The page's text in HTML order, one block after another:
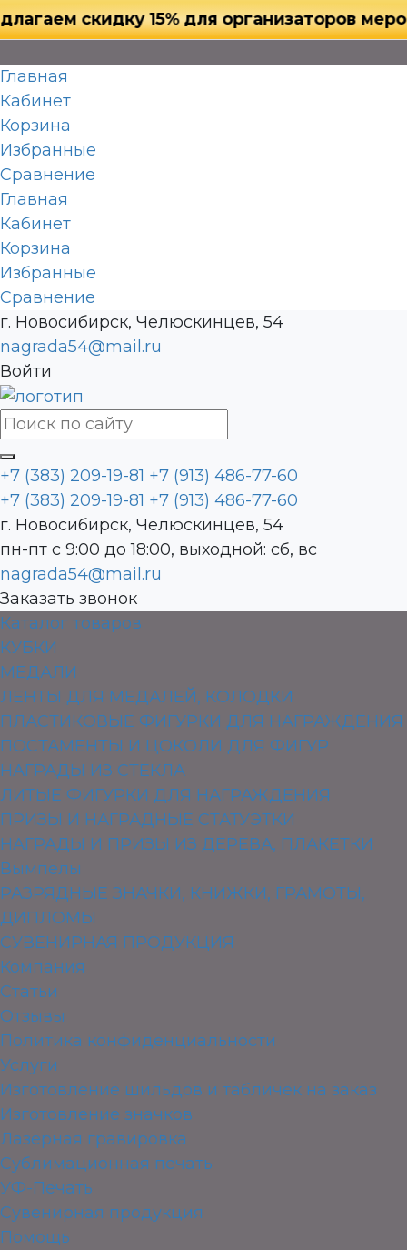
скидку 15% для организаторов
Главная
Кабинет
Корзина
Избранные
Сравнение
Главная
Кабинет
Корзина
Избранные
Сравнение
г. Новосибирск, Челюскинцев, 54
nagrada54@mail.ru
Войти
+7 (383) 209-19-81 +7 (913) 486-77-60
+7 (383) 209-19-81 +7 (913) 486-77-60
г. Новосибирск, Челюскинцев, 54
пн-пт с 9:00 до 18:00, выходной: сб, вс
nagrada54@mail.ru
Заказать звонок
Каталог товаров
КУБКИ
МЕДАЛИ
ЛЕНТЫ ДЛЯ МЕДАЛЕЙ, КОЛОДКИ
ПЛАСТИКОВЫЕ ФИГУРКИ ДЛЯ НАГРАЖДЕНИЯ
ПОСТАМЕНТЫ И ЦОКОЛИ ДЛЯ ФИГУР
НАГРАДЫ ИЗ СТЕКЛА
ЛИТЫЕ ФИГУРКИ ДЛЯ НАГРАЖДЕНИЯ
ПРИЗЫ И НАГРАДНЫЕ СТАТУЭТКИ
НАГРАДЫ И ПРИЗЫ ИЗ ДЕРЕВА, ПЛАКЕТКИ
Вымпелы
РАЗРЯДНЫЕ ЗНАЧКИ, КНИЖКИ, ГРАМОТЫ,
ДИПЛОМЫ
СУВЕНИРНАЯ ПРОДУКЦИЯ
Компания
Статьи
Отзывы
Политика конфиденциальности
Услуги
Изготовление шильдов и табличек на заказ
Изготовление значков
Лазерная гравировка
Сублимационная печать
УФ-Печать
Сувенирная продукция
Помощь